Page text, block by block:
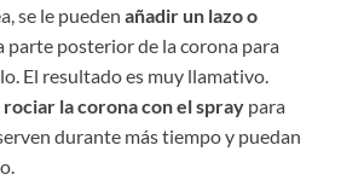
se le pueden añadir un lazo o
parte posterior de la corona para
El resultado es muy llamativo.
rociar la corona con el spray para
durante más tiempo y puedan